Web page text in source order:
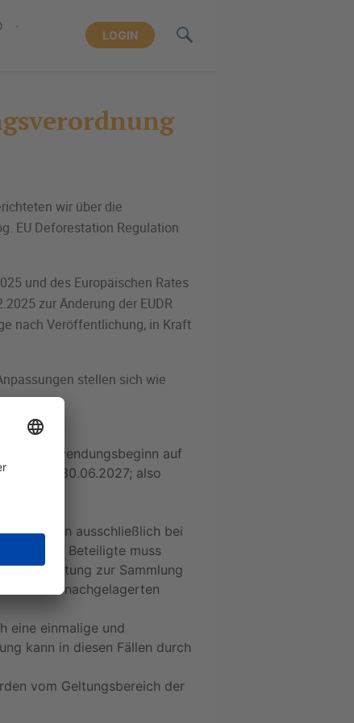
LOGIN
wir über die
EU Deforestation Regulation
und des Europäischen Rates
zur Änderung der EUDR
nach Veröffentlichung, in Kraft
stellen sich wie
der Anwendungsbeginn auf
auf den 30.06.2027; also
liegt nun ausschließlich bei
Beteiligte muss
Verpflichtung zur Sammlung
weiteren nachgelagerten
eine einmalige und
kann in diesen Fällen durch
vom Geltungsbereich der